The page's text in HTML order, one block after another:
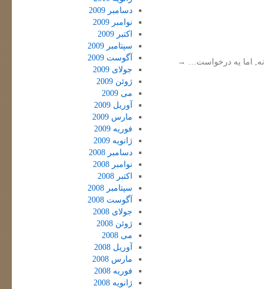
اما یه درخواست… →
دسامبر 2009
نوامبر 2009
اکتبر 2009
سپتامبر 2009
آگوست 2009
جولای 2009
ژوئن 2009
می 2009
آوریل 2009
مارس 2009
فوریه 2009
ژانویه 2009
دسامبر 2008
نوامبر 2008
اکتبر 2008
سپتامبر 2008
آگوست 2008
جولای 2008
ژوئن 2008
می 2008
آوریل 2008
مارس 2008
فوریه 2008
ژانویه 2008